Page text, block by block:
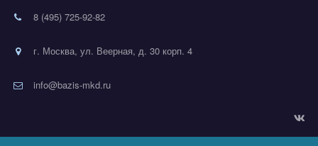
8 (495) 725-92-82
г. Москва, ул. Веерная, д. 30 корп. 4
info@bazis-mkd.ru